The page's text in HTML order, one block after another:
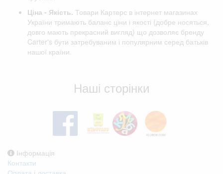
Ціна - Якість. Товари Картерс в інтернет магазинах
України тримають баланс ціни і якості (добре носяться,
довго мають прекрасний вигляд) що дозволяє бренду
Carter's бути затребуваним і популярним серед батьків
нашої країни.
Наші сторінки
Інформація
Контакти